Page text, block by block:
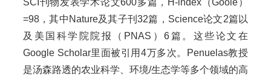
SCI刊物发表学术论文600多篇，H-index（Goole）
=98，其中Nature及其子刊32篇，Science论文2篇以
及美国科学院院报（PNAS）6篇。这些论文在
Google Scholar里面被引用4万多次。Penuelas教授
是汤森路透的农业科学、环境/生态学等多个领域的高